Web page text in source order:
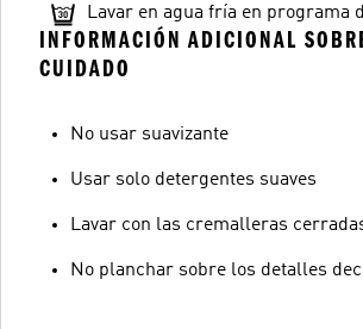
Lavar en agua fría en programa
INFORMACIÓN ADICIONAL
CUIDADO
No usar suavizante
Usar solo detergentes suaves
Lavar con las cremalleras
No planchar sobre los detalles